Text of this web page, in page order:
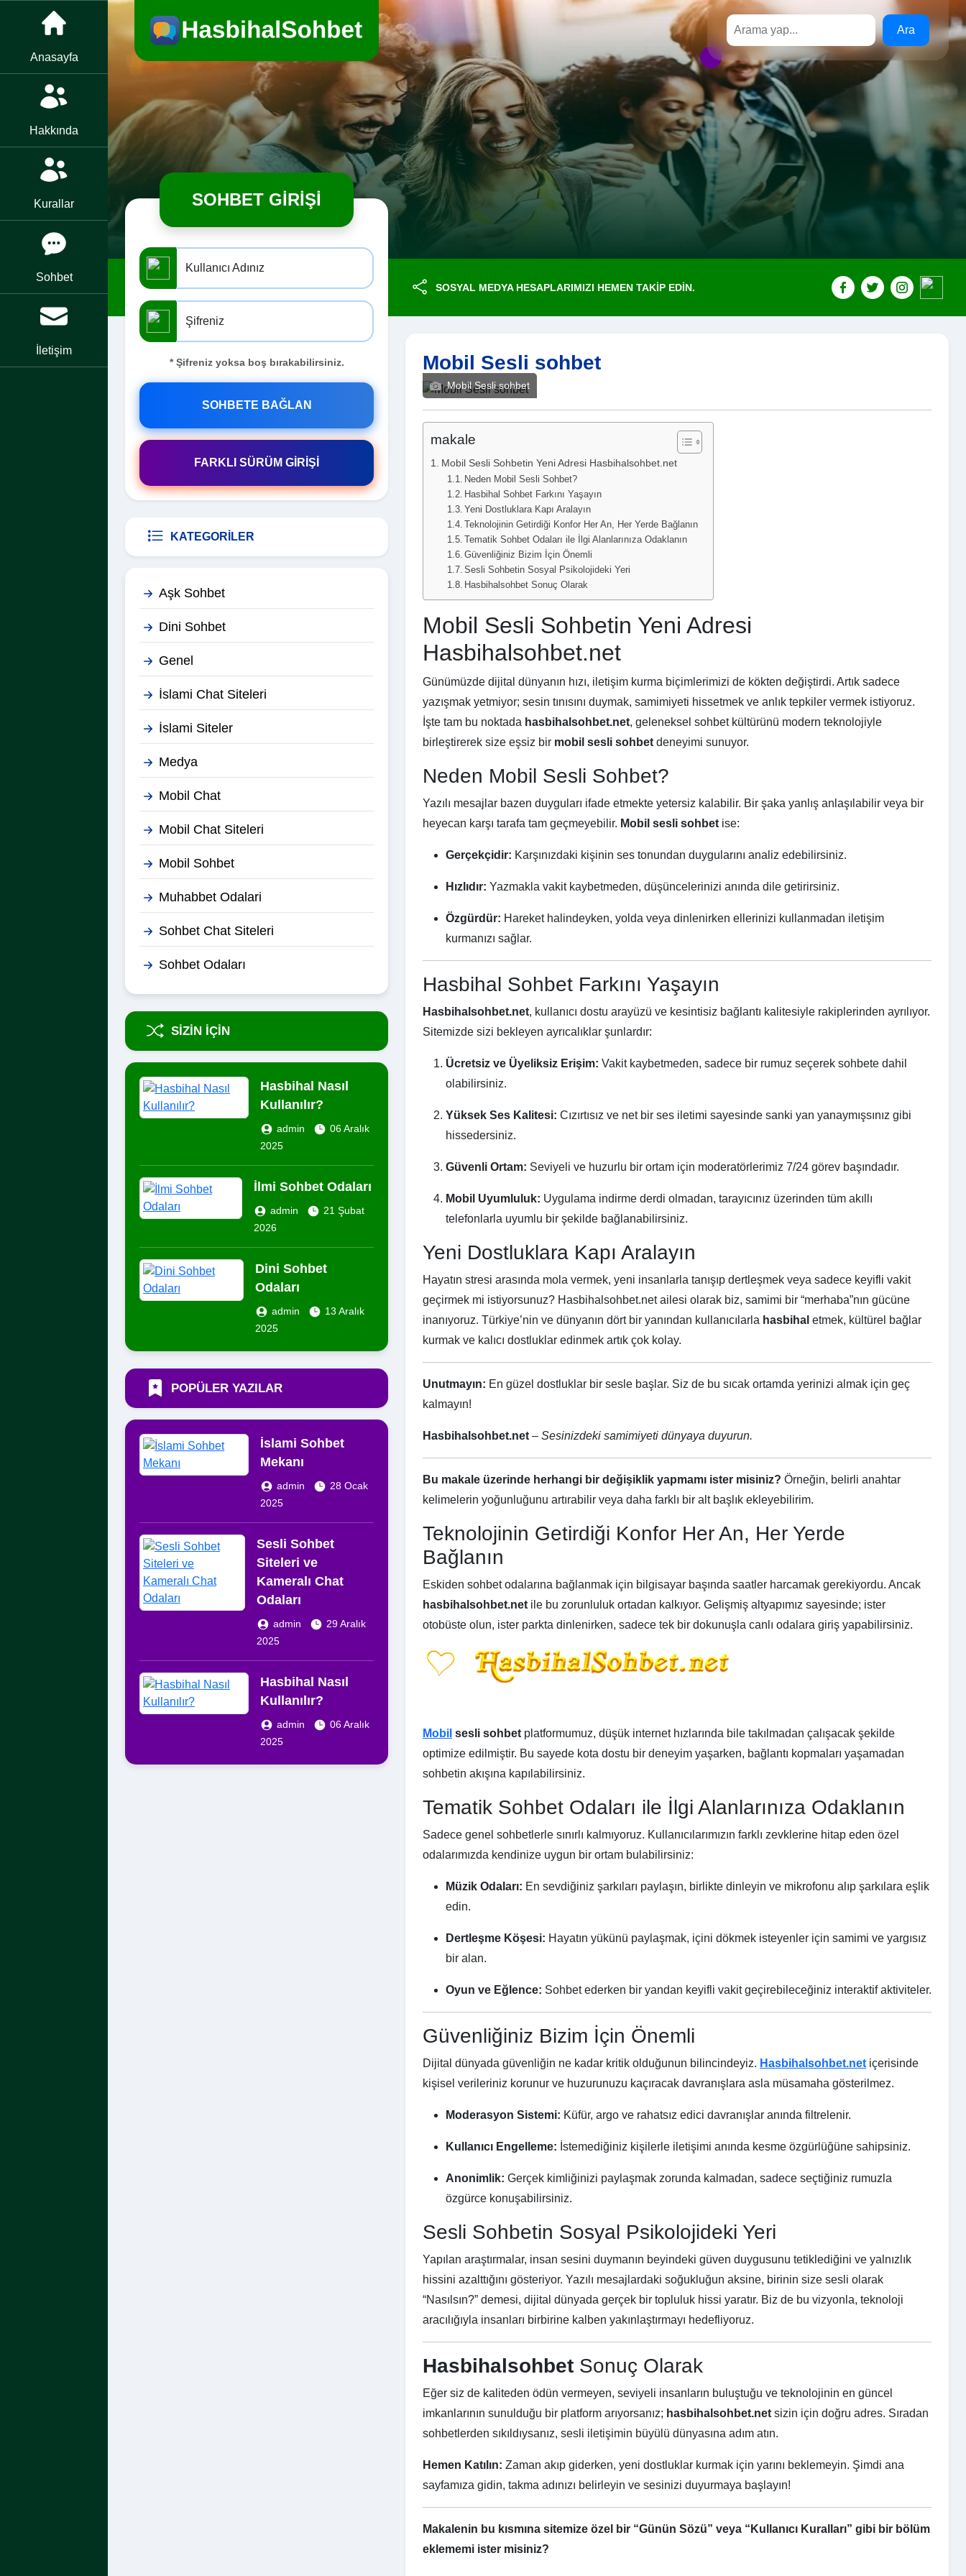
Anasayfa
Hakkında
Kurallar
Sohbet
İletişim
Ara
SOSYAL MEDYA HESAPLARIMIZI HEMEN TAKIP EDIN.
SOHBET GIRIŞI
Kullanıcı Adınız
Şifreniz
* Şifreniz yoksa boş bırakabilirsiniz.
SOHBETE BAĞLAN
FARKLI SÜRÜM GİRİŞİ
KATEGORILER
Aşk Sohbet
Dini Sohbet
Genel
İslami Chat Siteleri
İslami Siteler
Medya
Mobil Chat
Mobil Chat Siteleri
Mobil Sohbet
Muhabbet Odalari
Sohbet Chat Siteleri
Sohbet Odaları
SIZIN İÇIN
Hasbihal Nasıl
Kullanılır?
admin
06 Aralık
2025
İlmi Sohbet Odaları
admin
21 Şubat
2026
Dini Sohbet
Odaları
admin
13 Aralık
2025
POPÜLER YAZILAR
İslami Sohbet
Mekanı
admin
28 Ocak
2025
Sesli Sohbet
Siteleri ve
Kameralı Chat
Odaları
admin
29 Aralık
2025
Hasbihal Nasıl
Kullanılır?
admin
06 Aralık
2025
Mobil Sesli sohbet
Mobil Sesli sohbet
makale
Mobil Sesli Sohbetin Yeni Adresi Hasbihalsohbet.net
Neden Mobil Sesli Sohbet?
Hasbihal Sohbet Farkını Yaşayın
Yeni Dostluklara Kapı Aralayın
Teknolojinin Getirdiği Konfor Her An, Her Yerde Bağlanın
Tematik Sohbet Odaları ile İlgi Alanlarınıza Odaklanın
Güvenliğiniz Bizim İçin Önemli
Sesli Sohbetin Sosyal Psikolojideki Yeri
Hasbihalsohbet Sonuç Olarak
Mobil Sesli Sohbetin Yeni Adresi
Hasbihalsohbet.net
Günümüzde dijital dünyanın hızı, iletişim kurma biçimlerimizi de kökten değiştirdi. Artık sadece
yazışmak yetmiyor; sesin tınısını duymak, samimiyeti hissetmek ve anlık tepkiler vermek istiyoruz.
İşte tam bu noktada hasbihalsohbet.net, geleneksel sohbet kültürünü modern teknolojiyle
birleştirerek size eşsiz bir mobil sesli sohbet deneyimi sunuyor.
Neden Mobil Sesli Sohbet?
Yazılı mesajlar bazen duyguları ifade etmekte yetersiz kalabilir. Bir şaka yanlış anlaşılabilir veya bir
heyecan karşı tarafa tam geçmeyebilir. Mobil sesli sohbet ise:
Gerçekçidir: Karşınızdaki kişinin ses tonundan duygularını analiz edebilirsiniz.
Hızlıdır: Yazmakla vakit kaybetmeden, düşüncelerinizi anında dile getirirsiniz.
Özgürdür: Hareket halindeyken, yolda veya dinlenirken ellerinizi kullanmadan iletişim
kurmanızı sağlar.
Hasbihal Sohbet Farkını Yaşayın
Hasbihalsohbet.net, kullanıcı dostu arayüzü ve kesintisiz bağlantı kalitesiyle rakiplerinden ayrılıyor.
Sitemizde sizi bekleyen ayrıcalıklar şunlardır:
Ücretsiz ve Üyeliksiz Erişim: Vakit kaybetmeden, sadece bir rumuz seçerek sohbete dahil
olabilirsiniz.
Yüksek Ses Kalitesi: Cızırtısız ve net bir ses iletimi sayesinde sanki yan yanaymışsınız gibi
hissedersiniz.
Güvenli Ortam: Seviyeli ve huzurlu bir ortam için moderatörlerimiz 7/24 görev başındadır.
Mobil Uyumluluk: Uygulama indirme derdi olmadan, tarayıcınız üzerinden tüm akıllı
telefonlarla uyumlu bir şekilde bağlanabilirsiniz.
Yeni Dostluklara Kapı Aralayın
Hayatın stresi arasında mola vermek, yeni insanlarla tanışıp dertleşmek veya sadece keyifli vakit
geçirmek mi istiyorsunuz? Hasbihalsohbet.net ailesi olarak biz, samimi bir “merhaba”nın gücüne
inanıyoruz. Türkiye’nin ve dünyanın dört bir yanından kullanıcılarla hasbihal etmek, kültürel bağlar
kurmak ve kalıcı dostluklar edinmek artık çok kolay.
Unutmayın: En güzel dostluklar bir sesle başlar. Siz de bu sıcak ortamda yerinizi almak için geç
kalmayın!
Hasbihalsohbet.net – Sesinizdeki samimiyeti dünyaya duyurun.
Bu makale üzerinde herhangi bir değişiklik yapmamı ister misiniz? Örneğin, belirli anahtar
kelimelerin yoğunluğunu artırabilir veya daha farklı bir alt başlık ekleyebilirim.
Teknolojinin Getirdiği Konfor Her An, Her Yerde
Bağlanın
Eskiden sohbet odalarına bağlanmak için bilgisayar başında saatler harcamak gerekiyordu. Ancak
hasbihalsohbet.net ile bu zorunluluk ortadan kalkıyor. Gelişmiş altyapımız sayesinde; ister
otobüste olun, ister parkta dinlenirken, sadece tek bir dokunuşla canlı odalara giriş yapabilirsiniz.
Mobil sesli sohbet platformumuz, düşük internet hızlarında bile takılmadan çalışacak şekilde
optimize edilmiştir. Bu sayede kota dostu bir deneyim yaşarken, bağlantı kopmaları yaşamadan
sohbetin akışına kapılabilirsiniz.
Tematik Sohbet Odaları ile İlgi Alanlarınıza Odaklanın
Sadece genel sohbetlerle sınırlı kalmıyoruz. Kullanıcılarımızın farklı zevklerine hitap eden özel
odalarımızda kendinize uygun bir ortam bulabilirsiniz:
Müzik Odaları: En sevdiğiniz şarkıları paylaşın, birlikte dinleyin ve mikrofonu alıp şarkılara eşlik
edin.
Dertleşme Köşesi: Hayatın yükünü paylaşmak, içini dökmek isteyenler için samimi ve yargısız
bir alan.
Oyun ve Eğlence: Sohbet ederken bir yandan keyifli vakit geçirebileceğiniz interaktif aktiviteler.
Güvenliğiniz Bizim İçin Önemli
Dijital dünyada güvenliğin ne kadar kritik olduğunun bilincindeyiz. Hasbihalsohbet.net içerisinde
kişisel verileriniz korunur ve huzurunuzu kaçıracak davranışlara asla müsamaha gösterilmez.
Moderasyon Sistemi: Küfür, argo ve rahatsız edici davranışlar anında filtrelenir.
Kullanıcı Engelleme: İstemediğiniz kişilerle iletişimi anında kesme özgürlüğüne sahipsiniz.
Anonimlik: Gerçek kimliğinizi paylaşmak zorunda kalmadan, sadece seçtiğiniz rumuzla
özgürce konuşabilirsiniz.
Sesli Sohbetin Sosyal Psikolojideki Yeri
Yapılan araştırmalar, insan sesini duymanın beyindeki güven duygusunu tetiklediğini ve yalnızlık
hissini azalttığını gösteriyor. Yazılı mesajlardaki soğukluğun aksine, birinin size sesli olarak
“Nasılsın?” demesi, dijital dünyada gerçek bir topluluk hissi yaratır. Biz de bu vizyonla, teknoloji
aracılığıyla insanları birbirine kalben yakınlaştırmayı hedefliyoruz.
Hasbihalsohbet Sonuç Olarak
Eğer siz de kaliteden ödün vermeyen, seviyeli insanların buluştuğu ve teknolojinin en güncel
imkanlarının sunulduğu bir platform arıyorsanız; hasbihalsohbet.net sizin için doğru adres. Sıradan
sohbetlerden sıkıldıysanız, sesli iletişimin büyülü dünyasına adım atın.
Hemen Katılın: Zaman akıp giderken, yeni dostluklar kurmak için yarını beklemeyin. Şimdi ana
sayfamıza gidin, takma adınızı belirleyin ve sesinizi duyurmaya başlayın!
Makalenin bu kısmına sitemize özel bir “Günün Sözü” veya “Kullanıcı Kuralları” gibi bir bölüm
eklememi ister misiniz?